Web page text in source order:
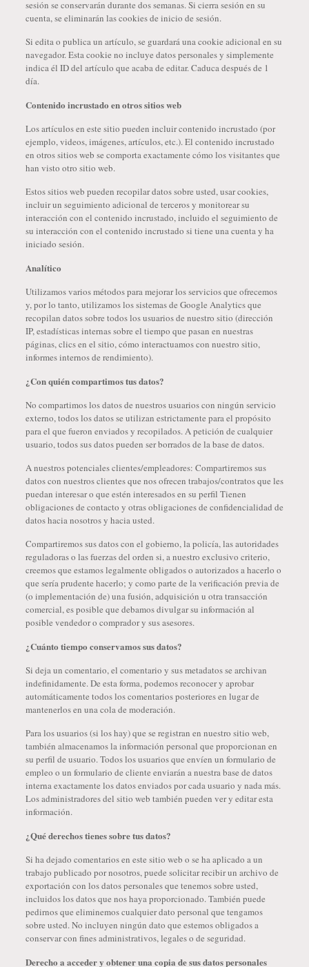
sesión se conservarán durante dos semanas. Si cierra sesión en su
cuenta, se eliminarán las cookies de inicio de sesión.
Si edita o publica un artículo, se guardará una cookie adicional en su
navegador. Esta cookie no incluye datos personales y simplemente
indica él ID del artículo que acaba de editar. Caduca después de 1
día.
Contenido incrustado en otros sitios web
Los artículos en este sitio pueden incluir contenido incrustado (por
ejemplo, videos, imágenes, artículos, etc.). El contenido incrustado
en otros sitios web se comporta exactamente cómo los visitantes que
han visto otro sitio web.
Estos sitios web pueden recopilar datos sobre usted, usar cookies,
incluir un seguimiento adicional de terceros y monitorear su
interacción con el contenido incrustado, incluido el seguimiento de
su interacción con el contenido incrustado si tiene una cuenta y ha
iniciado sesión.
Analítico
Utilizamos varios métodos para mejorar los servicios que ofrecemos
y, por lo tanto, utilizamos los sistemas de Google Analytics que
recopilan datos sobre todos los usuarios de nuestro sitio (dirección
IP, estadísticas internas sobre el tiempo que pasan en nuestras
páginas, clics en el sitio, cómo interactuamos con nuestro sitio,
informes internos de rendimiento).
¿Con quién compartimos tus datos?
No compartimos los datos de nuestros usuarios con ningún servicio
externo, todos los datos se utilizan estrictamente para el propósito
para el que fueron enviados y recopilados. A petición de cualquier
usuario, todos sus datos pueden ser borrados de la base de datos.
A nuestros potenciales clientes/empleadores: Compartiremos sus
datos con nuestros clientes que nos ofrecen trabajos/contratos que les
puedan interesar o que estén interesados ​​en su perfil Tienen
obligaciones de contacto y otras obligaciones de confidencialidad de
datos hacia nosotros y hacia usted.
Compartiremos sus datos con el gobierno, la policía, las autoridades
reguladoras o las fuerzas del orden si, a nuestro exclusivo criterio,
creemos que estamos legalmente obligados o autorizados a hacerlo o
que sería prudente hacerlo; y como parte de la verificación previa de
(o implementación de) una fusión, adquisición u otra transacción
comercial, es posible que debamos divulgar su información al
posible vendedor o comprador y sus asesores.
¿Cuánto tiempo conservamos sus datos?
Si deja un comentario, el comentario y sus metadatos se archivan
indefinidamente. De esta forma, podemos reconocer y aprobar
automáticamente todos los comentarios posteriores en lugar de
mantenerlos en una cola de moderación.
Para los usuarios (si los hay) que se registran en nuestro sitio web,
también almacenamos la información personal que proporcionan en
su perfil de usuario. Todos los usuarios que envíen un formulario de
empleo o un formulario de cliente enviarán a nuestra base de datos
interna exactamente los datos enviados por cada usuario y nada más.
Los administradores del sitio web también pueden ver y editar esta
información.
¿Qué derechos tienes sobre tus datos?
Si ha dejado comentarios en este sitio web o se ha aplicado a un
trabajo publicado por nosotros, puede solicitar recibir un archivo de
exportación con los datos personales que tenemos sobre usted,
incluidos los datos que nos haya proporcionado. También puede
pedirnos que eliminemos cualquier dato personal que tengamos
sobre usted. No incluyen ningún dato que estemos obligados a
conservar con fines administrativos, legales o de seguridad.
Derecho a acceder y obtener una copia de sus datos personales